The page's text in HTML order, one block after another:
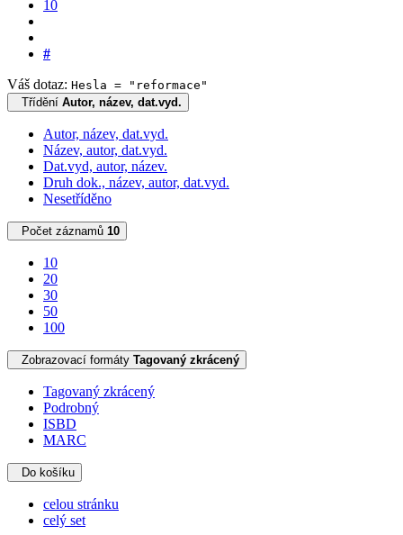
10
#
Váš dotaz: Hesla = "reformace"
Třídění Autor, název, dat.vyd.
Autor, název, dat.vyd.
Název, autor, dat.vyd.
Dat.vyd, autor, název.
Druh dok., název, autor, dat.vyd.
Nesetříděno
Počet záznamů 10
10
20
30
50
100
Zobrazovací formáty Tagovaný zkrácený
Tagovaný zkrácený
Podrobný
ISBD
MARC
Do košíku
celou stránku
celý set